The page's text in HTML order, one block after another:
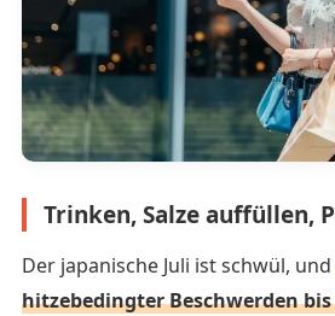
Trinken, Salze auffüllen,
Der japanische Juli ist schwül, und
hitzebedingter Beschwerden